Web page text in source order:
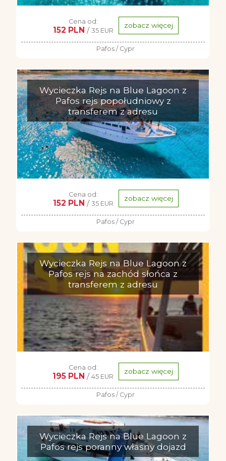
Cena od:
152 PLN / 35 EUR
zobacz więcej
Pafos / Cypr
Wycieczka Rejs na Blue Lagoon z
Pafos rejs popołudniowy z
transferem z adresu
Cena od:
152 PLN / 35 EUR
zobacz więcej
Pafos / Cypr
Wycieczka Rejs na Blue Lagoon z
Pafos rejs na zachód słońca z
transferem z adresu
Cena od:
195 PLN / 45 EUR
zobacz więcej
Pafos / Cypr
Wycieczka Rejs na Blue Lagoon z
Pafos rejs poranny własny dojazd